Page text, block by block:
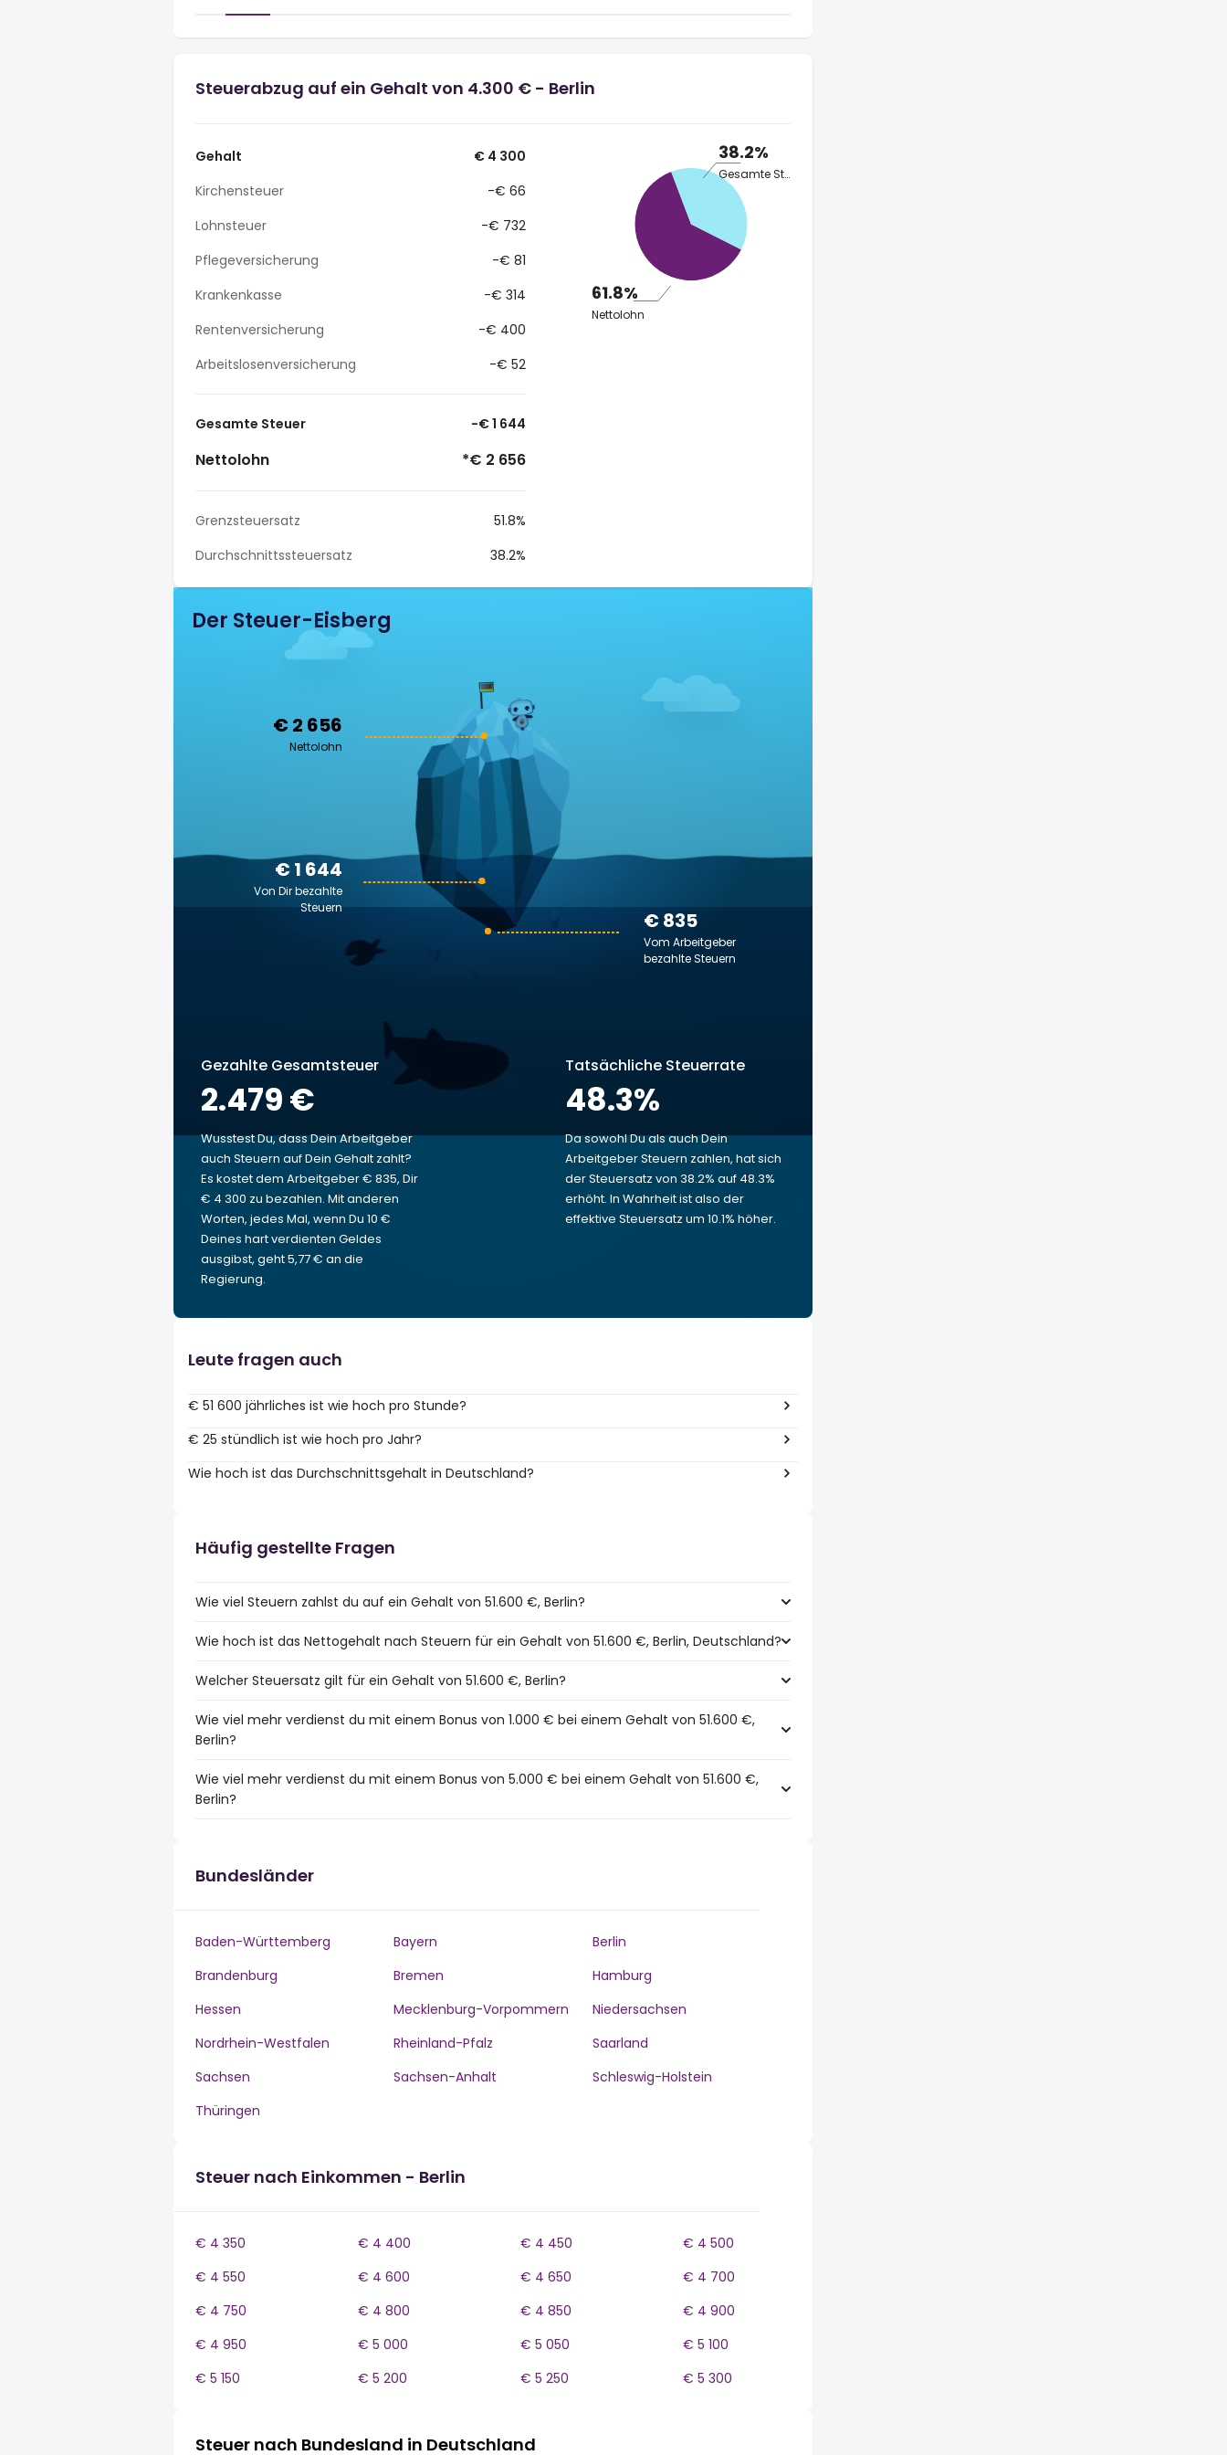
Steuerabzug auf ein Gehalt von 4.300 € - Berlin
Gehalt
€ 4 300
Kirchensteuer
-€ 66
Lohnsteuer
-€ 732
Pflegeversicherung
-€ 81
Krankenkasse
-€ 314
Rentenversicherung
-€ 400
Arbeitslosenversicherung
-€ 52
Gesamte Steuer -€ 1 644
Nettolohn *€ 2 656
Grenzsteuersatz
51.8%
Durchschnittssteuersatz
38.2%
38.2%
Gesamte Steuer
61.8%
Nettolohn
Der Steuer-Eisberg
€ 2 656
Nettolohn
€ 835
Vom Arbeitgeber
bezahlte Steuern
€ 1 644
Von Dir bezahlte
Steuern
Gezahlte Gesamtsteuer
2.479 €
Wusstest Du, dass Dein Arbeitgeber
auch Steuern auf Dein Gehalt zahlt?
Es kostet dem Arbeitgeber € 835, Dir
€ 4 300 zu bezahlen. Mit anderen
Worten, jedes Mal, wenn Du 10 €
Deines hart verdienten Geldes
ausgibst, geht 5,77 € an die
Regierung.
Tatsächliche Steuerrate
48.3%
Da sowohl Du als auch Dein
Arbeitgeber Steuern zahlen, hat sich
der Steuersatz von 38.2% auf 48.3%
erhöht. In Wahrheit ist also der
effektive Steuersatz um 10.1% höher.
Leute fragen auch
€ 51 600 jährliches ist wie hoch pro Stunde?
€ 25 stündlich ist wie hoch pro Jahr?
Wie hoch ist das Durchschnittsgehalt in Deutschland?
Häufig gestellte Fragen
Wie viel Steuern zahlst du auf ein Gehalt von 51.600 €, Berlin?
Wie hoch ist das Nettogehalt nach Steuern für ein Gehalt von 51.600 €, Berlin, Deutschland?
Welcher Steuersatz gilt für ein Gehalt von 51.600 €, Berlin?
Wie viel mehr verdienst du mit einem Bonus von 1.000 € bei einem Gehalt von 51.600 €,
Berlin?
Wie viel mehr verdienst du mit einem Bonus von 5.000 € bei einem Gehalt von 51.600 €,
Berlin?
Bundesländer
Baden-Württemberg Bayern
Berlin
Brandenburg
Bremen
Hamburg
Hessen
Mecklenburg-Vorpommern
Niedersachsen
Nordrhein-Westfalen
Rheinland-Pfalz
Saarland
Sachsen
Sachsen-Anhalt
Schleswig-Holstein
Thüringen
Steuer nach Einkommen - Berlin
€ 4 350 € 4 400 € 4 450
€ 4 500
€ 4 550
€ 4 600 € 4 650
€ 4 700
€ 4 750
€ 4 800 € 4 850
€ 4 900
€ 4 950
€ 5 000 € 5 050
€ 5 100
€ 5 150
€ 5 200 € 5 250 € 5 300
Steuer nach Bundesland in Deutschland